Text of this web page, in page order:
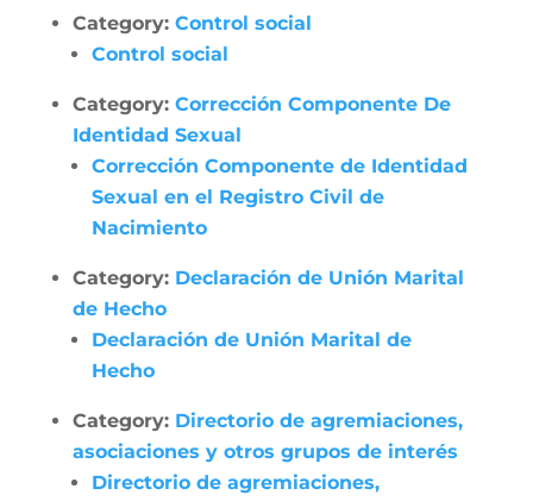
Category: Control social
Control social
Category: Corrección Componente De
Identidad Sexual
Corrección Componente de Identidad
Sexual en el Registro Civil de
Nacimiento
Category: Declaración de Unión Marital
de Hecho
Declaración de Unión Marital de
Hecho
Category: Directorio de agremiaciones,
asociaciones y otros grupos de interés
Directorio de agremiaciones,